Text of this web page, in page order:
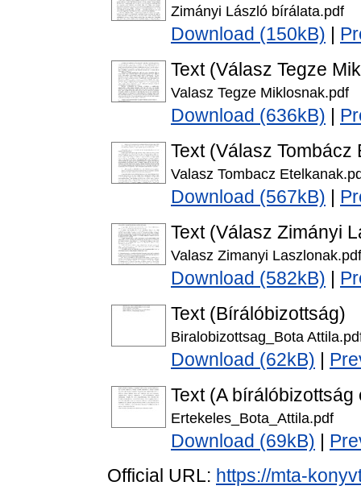
Zimányi László bírálata.pdf
Download (150kB)
Text (Válasz Tegze
Valasz Tegze Miklosnak.pdf
Download (636kB)
Text (Válasz Tombácz
Valasz Tombacz
Download (567kB)
Text (Válasz Zimányi
Valasz Zimanyi Laszlonak.pdf
Download (582kB)
Text (Bírálóbizottság)
Biralobizottsag_Bota
Download (62kB)
Text (A
Ertekeles_Bota_Attila.pdf
Download (69kB)
Official URL: https://mta-